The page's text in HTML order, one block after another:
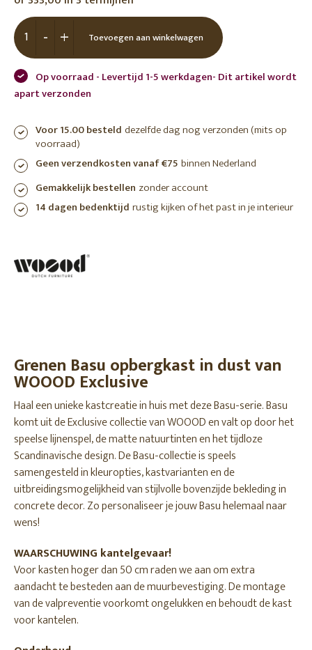
+
- Toevoegen aan winkelwagen
Op voorraad - Levertijd 1-5 werkdagen- Dit artikel wordt
apart verzonden
Voor 15.00 besteld dezelfde dag nog verzonden (mits op
voorraad)
Geen verzendkosten vanaf €75 binnen Nederland
Gemakkelijk bestellen zonder account
14 dagen bedenktijd rustig kijken of het past in je interieur
Grenen Basu opbergkast in dust van
WOOOD Exclusive
Haal een unieke kastcreatie in huis met deze Basu-serie. Basu
komt uit de Exclusive collectie van WOOOD en valt op door het
speelse lijnenspel, de matte natuurtinten en het tijdloze
Scandinavische design. De Basu-collectie is speels
samengesteld in kleuropties, kastvarianten en de
uitbreidingsmogelijkheid van stijlvolle bovenzijde bekleding in
concrete decor. Zo personaliseer je jouw Basu helemaal naar
wens!
WAARSCHUWING kantelgevaar!
Voor kasten hoger dan 50 cm raden we aan om extra
aandacht te besteden aan de muurbevestiging. De montage
van de valpreventie voorkomt ongelukken en behoudt de kast
voor kantelen.